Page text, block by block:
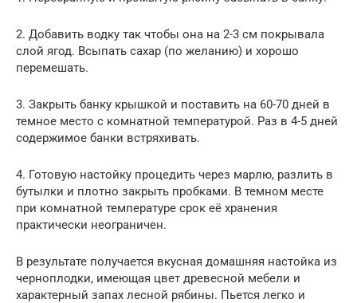
2. Добавить водку так чтобы она на 2-3 см покрывала
слой ягод. Всыпать сахар (по желанию) и хорошо
перемешать.
3. Закрыть банку крышкой и поставить на 60-70 дней в
темное место с комнатной температурой. Раз в 4-5 дней
содержимое банки встряхивать.
4. Готовую настойку процедить через марлю, разлить в
бутылки и плотно закрыть пробками. В темном месте
при комнатной температуре срок её хранения
практически неограничен.
В результате получается вкусная домашняя настойка из
черноплодки, имеющая цвет древесной мебели и
характерный запах лесной рябины. Пьется легко и